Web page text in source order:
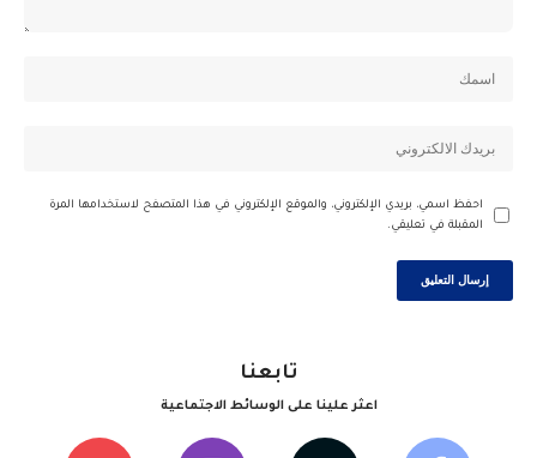
احفظ اسمي، بريدي الإلكتروني، والموقع الإلكتروني في هذا المتصفح لاستخدامها المرة
المقبلة في تعليقي.
تابعنا
اعثر علينا على الوسائط الاجتماعية